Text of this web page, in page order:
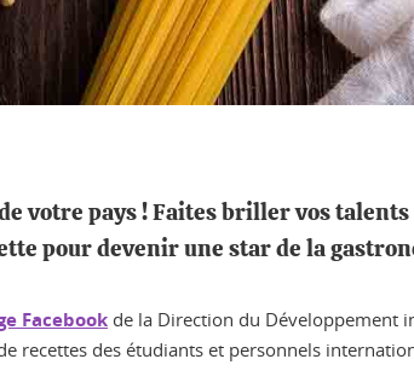
votre pays ! Faites briller vos
pour devenir une star de la
Facebook de la Direction du Développement
recettes des étudiants et personnels